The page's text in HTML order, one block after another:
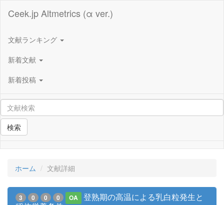
Ceek.jp Altmetrics (α ver.)
文献ランキング
新着文献
新着投稿
検索
ホーム 文献詳細
3 0 0 0 OA
登熟期の高温による乳白粒発生と